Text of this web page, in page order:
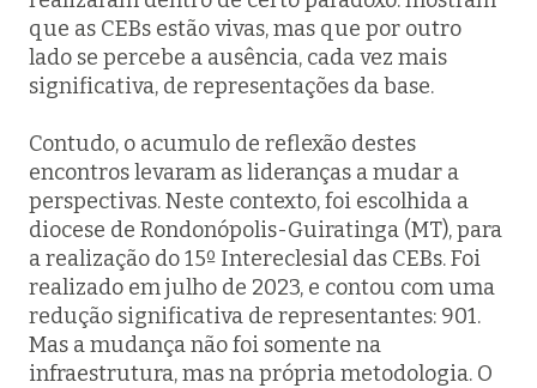
que as CEBs estão vivas, mas que por outro
lado se percebe a ausência, cada vez mais
significativa, de representações da base.
Contudo, o acumulo de reflexão destes
encontros levaram as lideranças a mudar a
perspectivas. Neste contexto, foi escolhida a
diocese de Rondonópolis-Guiratinga (MT), para
a realização do 15º Intereclesial das CEBs. Foi
realizado em julho de 2023, e contou com uma
redução significativa de representantes: 901.
Mas a mudança não foi somente na
infraestrutura, mas na própria metodologia. O